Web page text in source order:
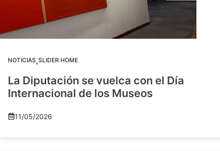
NOTICIAS,SLIDER HOME
La Diputación se vuelca con el Día
Internacional de los Museos
11/05/2026